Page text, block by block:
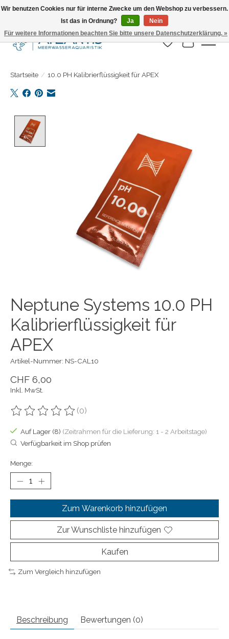
Täglicher Versand. Bestelle bis 15.00 Uhr
Wunschzettel
Ihr
Startseite / 10.0 PH Kalibrierflüssigkeit für APEX
Neptune Systems 10.0 PH
Kalibrierflüssigkeit für
APEX
Artikel-Nummer: NS-CAL10
CHF 6,00
Inkl. MwSt.
Die Bewertung dieses Produkts ist
(0)
Auf Lager (8) (Zeitrahmen für die Lieferung: 1 - 2 Arbeitstage)
Verfügbarkeit im Shop prüfen
Menge:
Zum Warenkorb hinzufügen
Zur Wunschliste hinzufügen
Kaufen
Zum Vergleich hinzufügen
Beschreibung Bewertungen (0)
Wir benutzen Cookies nur für interne Zwecke um den Webshop zu verbessern.
Ist das in Ordnung?
Ja
Nein
Für weitere Informationen beachten Sie bitte unsere Datenschutzerklärung. »